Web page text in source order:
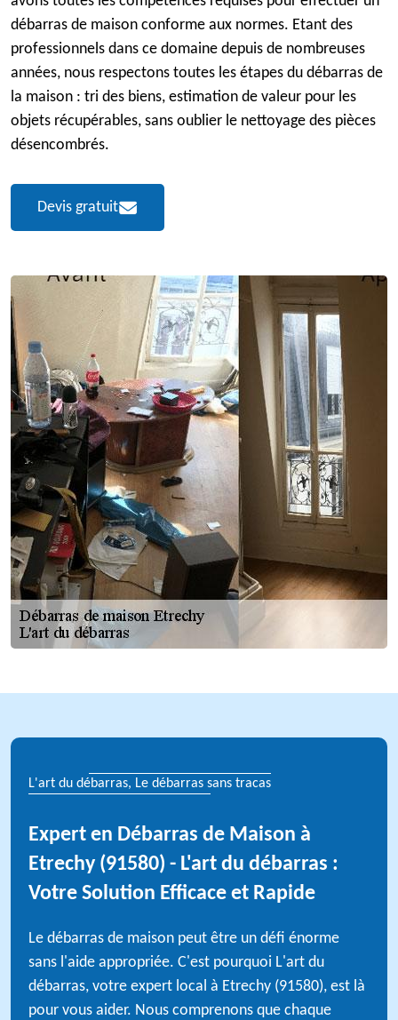
débarras de maison conforme aux normes. Etant des
professionnels dans ce domaine depuis de nombreuses
années, nous respectons toutes les étapes du débarras de
la maison : tri des biens, estimation de valeur pour les
objets récupérables, sans oublier le nettoyage des pièces
désencombrés.
Devis gratuit
L'art du débarras, Le débarras sans tracas
Expert en Débarras de Maison à
Etrechy (91580) - L'art du débarras :
Votre Solution Efficace et Rapide
Le débarras de maison peut être un défi énorme
sans l'aide appropriée. C'est pourquoi L'art du
débarras, votre expert local à Etrechy (91580), est là
pour vous aider. Nous comprenons que chaque